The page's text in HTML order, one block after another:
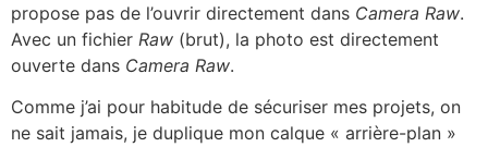
propose pas de l’ouvrir directement dans Camera Raw.
Avec un fichier Raw (brut), la photo est directement
ouverte dans Camera Raw.
Comme j’ai pour habitude de sécuriser mes projets, on
ne sait jamais, je duplique mon calque « arrière-plan »